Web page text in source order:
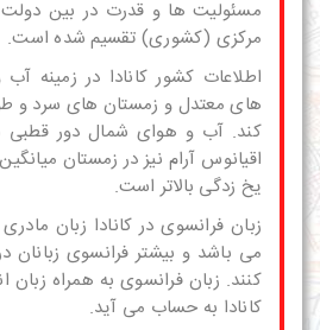
مسئولیت ها و قدرت در بین
مرکزی (کشوری) تقسیم شده است.
اطلاعات کشور کانادا در زمینه آب
های معتدل و زمستان های سرد و
کند. آب و هوای شمال دور قطبی
اقیانوس آرام نیز در زمستان
یخ زدگی بالاتر است.
می باشد و بیشتر فرانسوی
کنند. زبان فرانسوی به همراه
کانادا به حساب می آید.